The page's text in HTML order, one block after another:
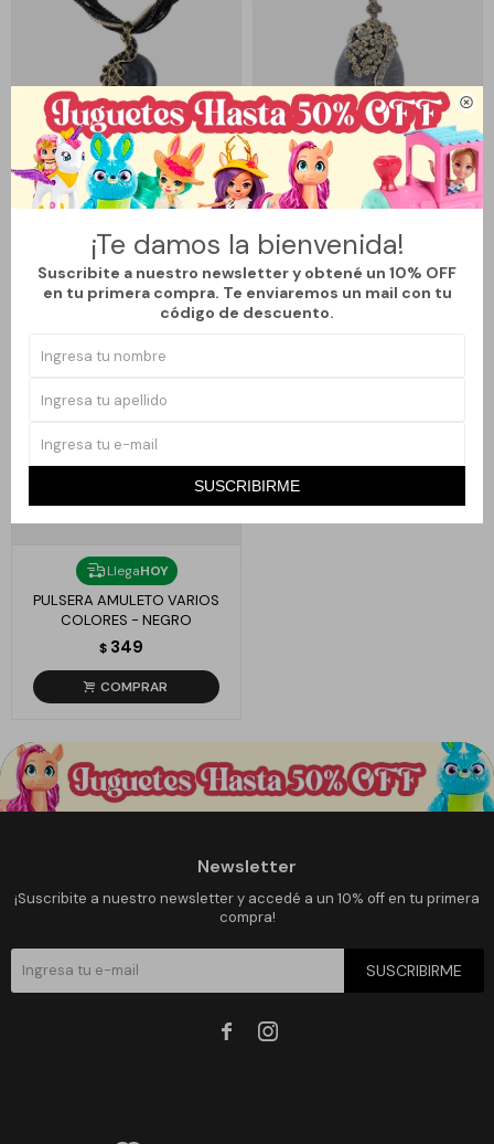

¡Te damos la bienvenida!
Suscribite a nuestro newsletter y obtené un 10% OFF
en tu primera compra. Te enviaremos un mail con tu
código de descuento.
SUSCRIBIRME
Llega HOY
COLLAR MUJER PAVO REAL
VARIOS COLORES - NEGRO
$390
LlegaHOY
COLLAR GEMA MUJER VARIOS
COLORES - NEGRO
390
LlegaHOY
PULSERA AMULETO VARIOS
COLORES - NEGRO
$ 349
Newsletter
¡Suscribite a nuestro newsletter y accedé a un 10% off en tu primera
compra!
SUSCRIBIRME
 